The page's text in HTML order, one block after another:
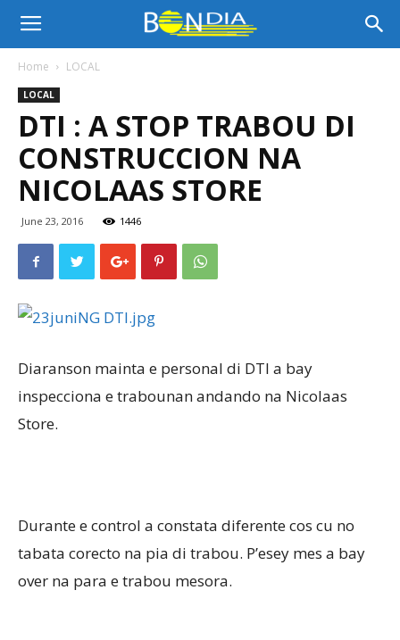
Bon
Dia
Aruba
Noticia
Home LOCAL
LOCAL
DTI : A STOP TRABOU DI
CONSTRUCCION NA
NICOLAAS STORE
June 23, 2016 1446
Diaranson mainta e personal di DTI a bay
inspecciona e trabounan andando na Nicolaas
Store.
Durante e control a constata diferente cos cu no
tabata corecto na pia di trabou. P’esey mes a bay
over na para e trabou mesora.